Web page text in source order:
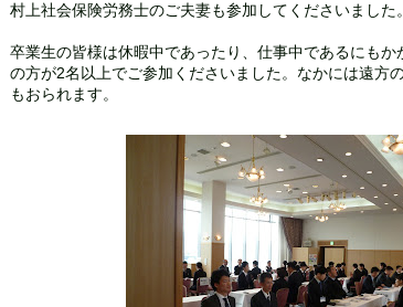
村上社会保険労務士のご夫妻も参加してくださいました。
卒業生の皆様は休暇中であったり、仕事中であるにも
の方が2名以上でご参加くださいました。なかには遠方
もおられます。